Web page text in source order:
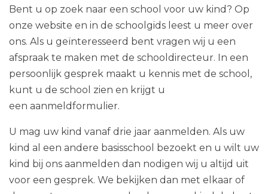
Bent u op zoek naar een school voor uw kind? Op
onze website en in de schoolgids leest u meer over
ons. Als u geïnteresseerd bent vragen wij u een
afspraak te maken met de schooldirecteur. In een
persoonlijk gesprek maakt u kennis met de school,
kunt u de school zien en krijgt u
een aanmeldformulier.
U mag uw kind vanaf drie jaar aanmelden. Als uw
kind al een andere basisschool bezoekt en u wilt uw
kind bij ons aanmelden dan nodigen wij u altijd uit
voor een gesprek. We bekijken dan met elkaar of